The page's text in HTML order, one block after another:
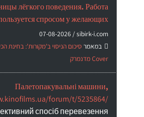
лёгкого поведения. Работа
спросом у желающих.
sibirk-i.com /
07-08-2026
במאמר
Cover מדנמרק
Палетопакувальні машини,
forum/t/5235864/
спосіб перевезення